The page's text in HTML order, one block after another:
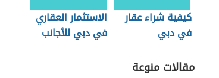
كيفية شراء عقار
في دبي
الاستثمار العقاري
في دبي للأجانب
مقالات منوعة